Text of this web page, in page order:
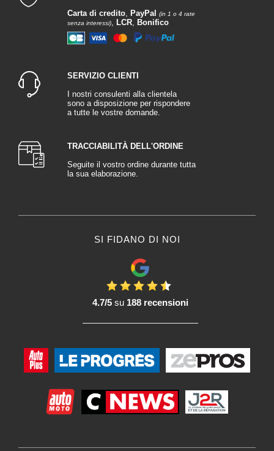
Carta di credito, PayPal
(in 1 o 4 rate
senza interessi), LCR, Bonifico
SERVIZIO CLIENTI
I nostri consulenti alla clientela
sono a disposizione per rispondere
a tutte le vostre domande.
TRACCIABILITÀ DELL'ORDINE
Seguite il vostro ordine durante tutta
la sua elaborazione.
SI FIDANO DI NOI
4.7/5su 188 recensioni